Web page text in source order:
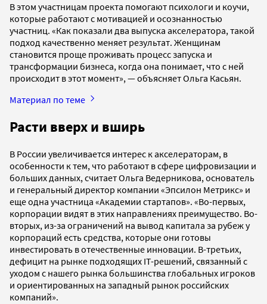
В этом участницам проекта помогают психологи и коучи,
которые работают с мотивацией и осознанностью
участниц. «Как показали два выпуска акселератора, такой
подход качественно меняет результат. Женщинам
становится проще проживать процесс запуска и
трансформации бизнеса, когда она понимает, что с ней
происходит в этот момент», — объясняет Ольга Касьян.
Материал по теме
Расти вверх и вширь
В России увеличивается интерес к акселераторам, в
особенности к тем, что работают в сфере цифровизации и
больших данных, считает Ольга Ведерникова, основатель
и генеральный директор компании «Эпсилон Метрикс» и
еще одна участница «Академии стартапов». «Во-первых,
корпорации видят в этих направлениях преимущество. Во-
вторых, из-за ограничений на вывод капитала за рубеж у
корпораций есть средства, которые они готовы
инвестировать в отечественные инновации. В-третьих,
дефицит на рынке подходящих IT-решений, связанный с
уходом с нашего рынка большинства глобальных игроков
и ориентированных на западный рынок российских
компаний».